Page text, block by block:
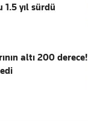
1.5 yıl sürdü
altı 200 derece!